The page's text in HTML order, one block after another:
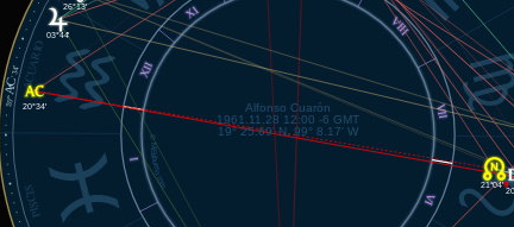
© MiSabueso.com
20°
AC
34'ACUARIO
PISCIS
XI
XII
I
VI
VII
VIII
03°44'
26°13'
20°34'
21°04'℞
Alfonso Cuarón
1961.11.28 12:00 -6 GMT
19° 25.69' N, 99° 8.17' W